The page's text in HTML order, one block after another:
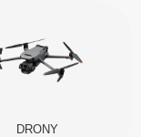
DRONY